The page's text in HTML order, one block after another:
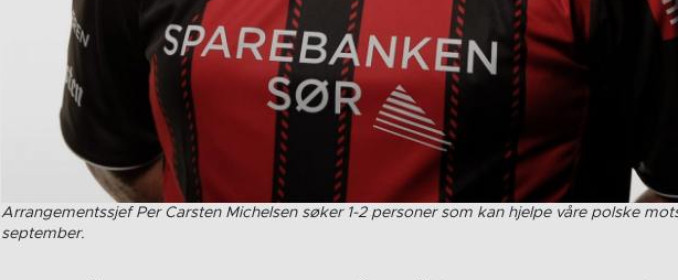
Arrangementssjef Per Carsten Michelsen søker 1-2 personer som kan hjelpe våre polske
september.